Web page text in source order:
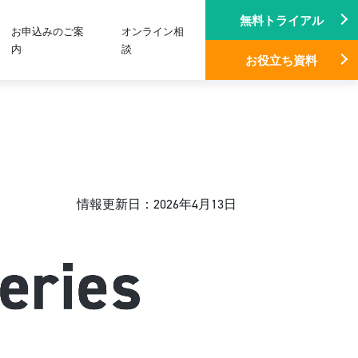
お申込みのご案
内
オンライン相
談
無料トライアル
お役立ち資料
情報更新日：2026年4月13日